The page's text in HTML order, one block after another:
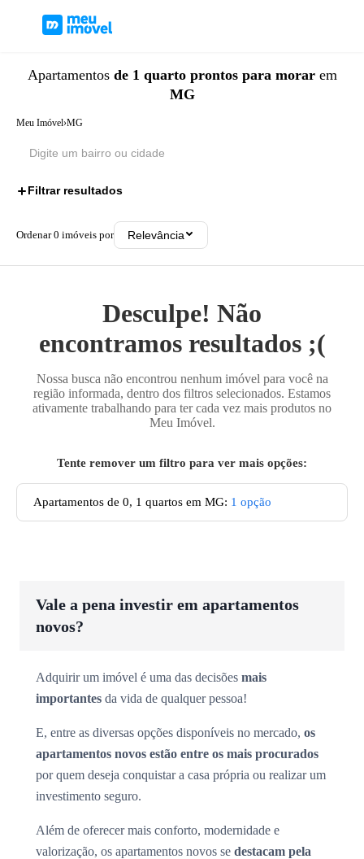
Apartamentos de 1 quarto prontos para morar em
MG
Meu Imóvel›MG
Filtrar resultados
Ordenar0 imóveis por Relevância
Desculpe! Não
encontramos resultados ;(
Nossa busca não encontrou nenhum imóvel para você na
região informada, dentro dos filtros selecionados. Estamos
ativamente trabalhando para ter cada vez mais produtos no
Meu Imóvel.
Tente remover um filtro para ver mais opções:
Apartamentos de 0, 1 quartos em MG: 1 opção
Vale a pena investir em apartamentos
novos?
Adquirir um imóvel é uma das decisões mais
importantes da vida de qualquer pessoa!
E, entre as diversas opções disponíveis no mercado, os
apartamentos novos estão entre os mais procurados
por quem deseja conquistar a casa própria ou realizar um
investimento seguro.
Além de oferecer mais conforto, modernidade e
valorização, os apartamentos novos se destacam pela